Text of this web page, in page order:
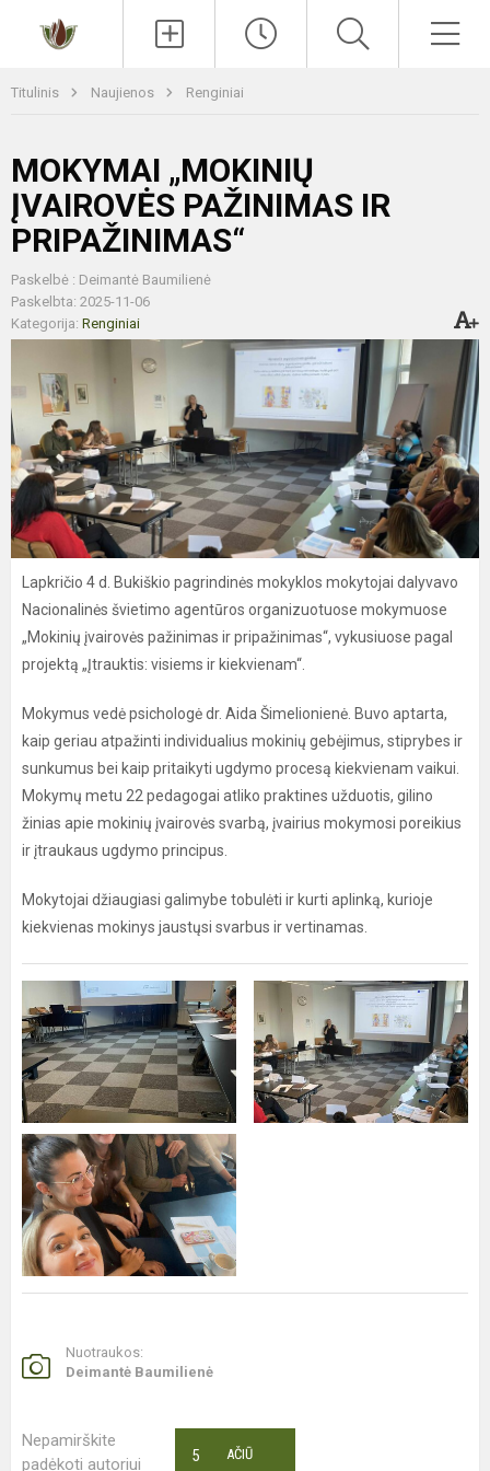
Titulinis Naujienos Renginiai
MOKYMAI „MOKINIŲ
ĮVAIROVĖS PAŽINIMAS IR
PRIPAŽINIMAS“
Paskelbė : Deimantė Baumilienė
Paskelbta: 2025-11-06
Kategorija: Renginiai
Lapkričio 4 d. Bukiškio pagrindinės mokyklos mokytojai dalyvavo
Nacionalinės švietimo agentūros organizuotuose mokymuose
„Mokinių įvairovės pažinimas ir pripažinimas“, vykusiuose pagal
projektą „Įtrauktis: visiems ir kiekvienam“.
Mokymus vedė psichologė dr. Aida Šimelionienė. Buvo aptarta,
kaip geriau atpažinti individualius mokinių gebėjimus, stiprybes ir
sunkumus bei kaip pritaikyti ugdymo procesą kiekvienam vaikui.
Mokymų metu 22 pedagogai atliko praktines užduotis, gilino
žinias apie mokinių įvairovės svarbą, įvairius mokymosi poreikius
ir įtraukaus ugdymo principus.
Mokytojai džiaugiasi galimybe tobulėti ir kurti aplinką, kurioje
kiekvienas mokinys jaustųsi svarbus ir vertinamas.
Nuotraukos:
Deimantė Baumilienė
Nepamirškite
padėkoti autoriui
AČIŪ
5